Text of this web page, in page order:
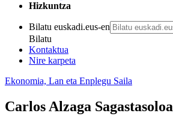
Hizkuntza
Bilatu euskadi.eus-en
Bilatu
Kontaktua
Nire karpeta
Ekonomia, Lan eta Enplegu Saila
Carlos Alzaga Sagastasoloa